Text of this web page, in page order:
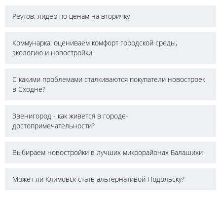
Реутов: лидер по ценам на вторичку
Коммунарка: оцениваем комфорт городской среды,
экологию и новостройки
С какими проблемами сталкиваются покупатели новостроек
в Сходне?
Звенигород - как живется в городе-
достопримечательности?
Выбираем новостройки в лучших микрорайонах Балашихи
Может ли Климовск стать альтернативой Подольску?